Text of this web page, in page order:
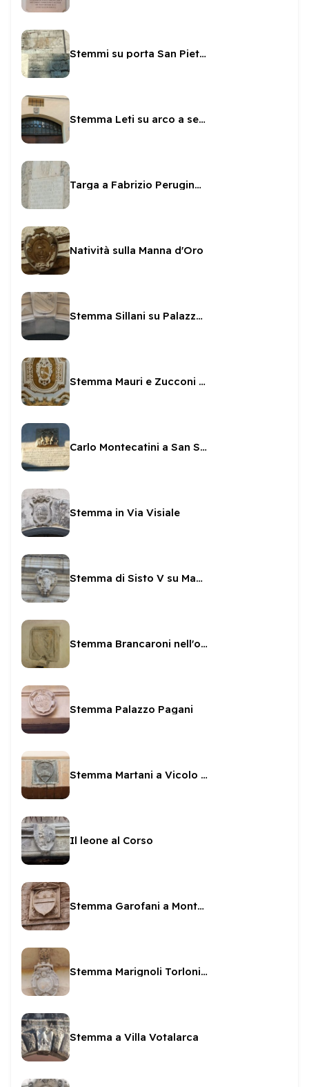
Stemmi su porta San Pietro
Stemma Leti su arco a sesto scemo
Targa a Fabrizio Perugino sul Fortilizio
Natività sulla Manna d'Oro
Stemma Sillani su Palazzetto Sillani
Stemma Mauri e Zucconi nella Cappella della SS Icona
Carlo Montecatini a San Salvatore
Stemma in Via Visiale
Stemma di Sisto V su Madonna di Loreto
Stemma Brancaroni nell'oratorio di San Pietro
Stemma Palazzo Pagani
Stemma Martani a Vicolo Primo
Il leone al Corso
Stemma Garofani a Monterone
Stemma Marignoli Torlonia a Villa Redenta
Stemma a Villa Votalarca